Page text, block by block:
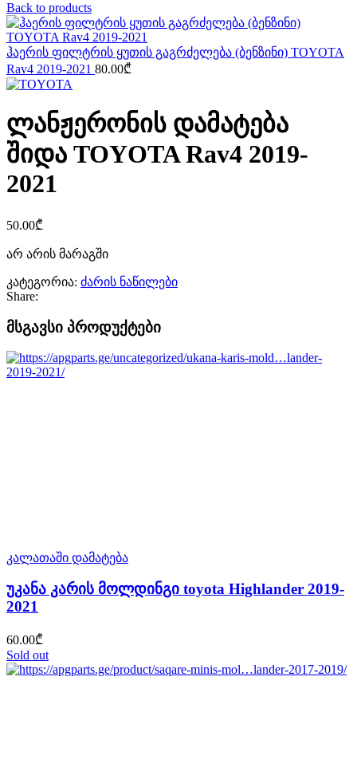
Back to products
ჰაერის ფილტრის ყუთის გაგრძელება (ბენზინი) TOYOTA
Rav4 2019-2021 80.00₾
ლანჟერონის დამატება
შიდა TOYOTA Rav4 2019-
2021
50.00₾
არ არის მარაგში
კატეგორია: ძარის ნაწილები
Share:
მსგავსი პროდუქტები
კალათაში დამატება
უკანა კარის მოლდინგი toyota Highlander 2019-
2021
60.00₾
Sold out